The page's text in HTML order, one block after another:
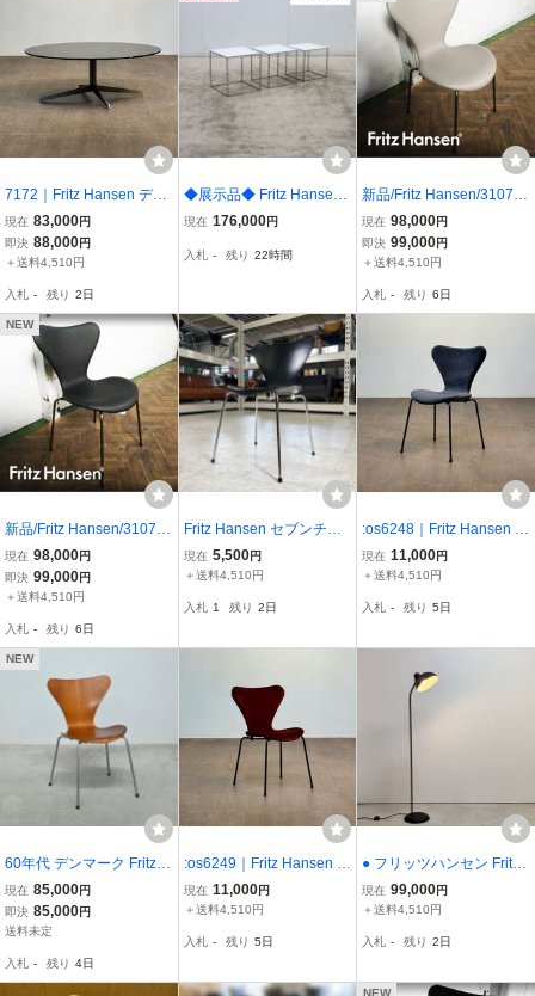
7172｜Fritz Hansen デザ
イン賞名作 Jehs+Laub S
PACE/スペース ディスプ
レイガラスセンターテー
ポール・ケアホルム
現在 83,000円
即決 88,000円
＋送料4,510円
入札 - 残り 2日
◆展示品◆ Fritz Hansen
フリッツ・ハンセン PK7
ーブル/ネストテーブル ホ
現在 176,000円
入札 - 残り 22時間
新品/Fritz Hansen/3107セ
ブンチェア/Full Padding/
エッセンシャルレザー/ラ
ーバ/本革/アルネ・ヤコブ
7.4万/st266k
現在 98,000円
即決 99,000円
＋送料4,510円
入札 - 残り 6日
NEW
新品/Fritz Hansen/3107
セブンチェア/Full Paddin
g/エッセンシャルレザー/b
lack/本革/アルネ・ヤコブ
7.4万/st262k
現在 98,000円
即決 99,000円
＋送料4,510円
入札 - 残り 6日
Fritz Hansen セブンチェ
ア ブラック Arne Jacobs
en フリッツハンセン デン
現在 5,500円
＋送料4,510円
入札 1 残り 2日
:os6248｜Fritz Hansen M
oMAコレクション 名作 Ar
ne Jacobsen SERIES7/セ
グダイニングチェア｜フ
現在 11,000円
＋送料4,510円
入札 - 残り 5日
NEW
60年代 デンマーク Fritz H
ansen アルネ・ヤコブセ
ン “3107” セブンチェア
チーク材 ヴィンテージ a/
現在 85,000円
即決 85,000円
送料未定
入札 - 残り 4日
:os6249｜Fritz Hansen M
oMAコレクション 名作 Ar
ne Jacobsen SERIES7/セ
グダイニングチェア｜フ
現在 11,000円
＋送料4,510円
入札 - 残り 5日
● フリッツハンセン Fritz
Hansen カイザーイデル
KAISER IDELL フロアラ
ック スチール クリスチャ
現在 99,000円
＋送料4,510円
入札 - 残り 2日
NEW